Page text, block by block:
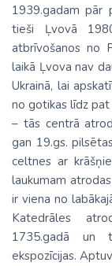
1939.gadam pār
tieši Ļvovā
atbrīvošanos no
laikā Ļvova nav
Ukrainā, lai
no gotikas līdz
– tās centrā
gan 19.gs.
celtnes ar
laukumam
ir viena no
Katedrāles
1735.gadā un
ekspozīcijas.